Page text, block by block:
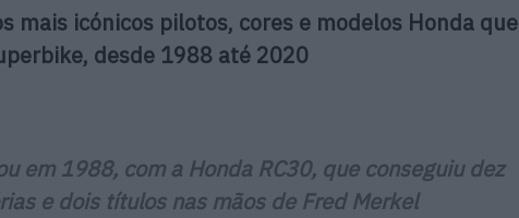
mais icónicos pilotos, cores e modelos Honda que
desde 1988 até 2020
em 1988, com a Honda RC30, que conseguiu dez
e dois títulos nas mãos de Fred Merkel